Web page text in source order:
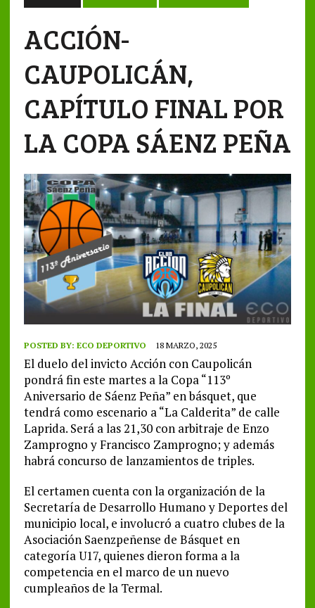
ACCIÓN-
CAUPOLICÁN,
CAPÍTULO FINAL POR
LA COPA SÁENZ PEÑA
POSTED BY: ECO DEPORTIVO 18 MARZO, 2025
El duelo del invicto Acción con Caupolicán
pondrá fin este martes a la Copa “113º
Aniversario de Sáenz Peña” en básquet, que
tendrá como escenario a “La Calderita” de calle
Laprida. Será a las 21,30 con arbitraje de Enzo
Zamprogno y Francisco Zamprogno; y además
habrá concurso de lanzamientos de triples.
El certamen cuenta con la organización de la
Secretaría de Desarrollo Humano y Deportes del
municipio local, e involucró a cuatro clubes de la
Asociación Saenzpeñense de Básquet en
categoría U17, quienes dieron forma a la
competencia en el marco de un nuevo
cumpleaños de la Termal.